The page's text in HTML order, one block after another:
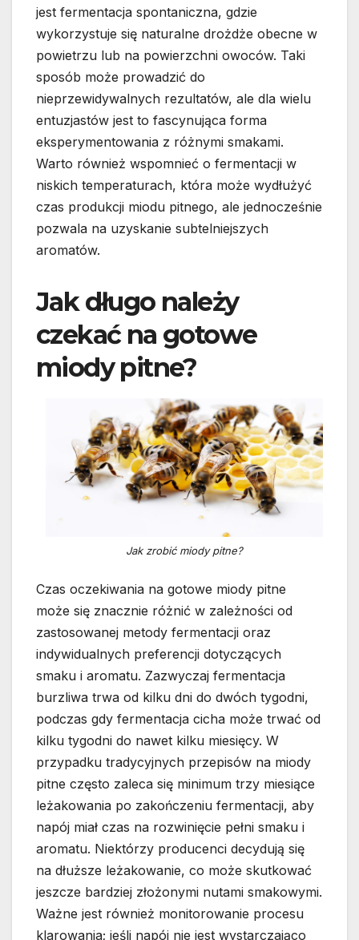
jest fermentacja spontaniczna, gdzie
wykorzystuje się naturalne drożdże obecne w
powietrzu lub na powierzchni owoców. Taki
sposób może prowadzić do
nieprzewidywalnych rezultatów, ale dla wielu
entuzjastów jest to fascynująca forma
eksperymentowania z różnymi smakami.
Warto również wspomnieć o fermentacji w
niskich temperaturach, która może wydłużyć
czas produkcji miodu pitnego, ale jednocześnie
pozwala na uzyskanie subtelniejszych
aromatów.
Jak długo należy
czekać na gotowe
miody pitne?
Jak zrobić miody pitne?
Czas oczekiwania na gotowe miody pitne
może się znacznie różnić w zależności od
zastosowanej metody fermentacji oraz
indywidualnych preferencji dotyczących
smaku i aromatu. Zazwyczaj fermentacja
burzliwa trwa od kilku dni do dwóch tygodni,
podczas gdy fermentacja cicha może trwać od
kilku tygodni do nawet kilku miesięcy. W
przypadku tradycyjnych przepisów na miody
pitne często zaleca się minimum trzy miesiące
leżakowania po zakończeniu fermentacji, aby
napój miał czas na rozwinięcie pełni smaku i
aromatu. Niektórzy producenci decydują się
na dłuższe leżakowanie, co może skutkować
jeszcze bardziej złożonymi nutami smakowymi.
Ważne jest również monitorowanie procesu
klarowania; jeśli napój nie jest wystarczająco